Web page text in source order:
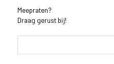
Meepraten?
Draag gerust bij!